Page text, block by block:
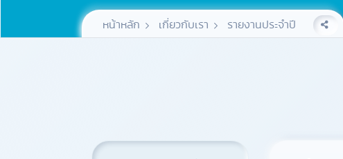
หน้าหลัก เกี่ยวกับเรา รายงานประจำปี